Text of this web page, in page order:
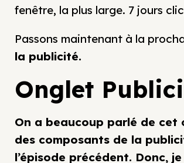
fenêtre, la plus large. 7 jours
Passons maintenant à la
la publicité.
Onglet
On a beaucoup parlé de cet
des composants de la
l’épisode précédent. Donc,